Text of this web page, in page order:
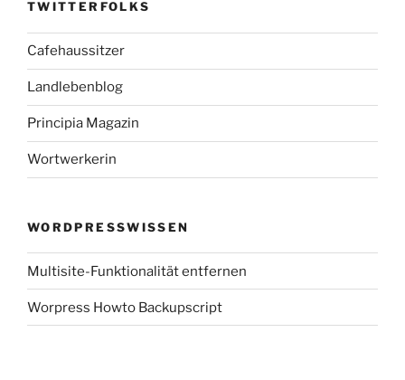
TWITTERFOLKS
Cafehaussitzer
Landlebenblog
Principia Magazin
Wortwerkerin
WORDPRESSWISSEN
Multisite-Funktionalität entfernen
Worpress Howto Backupscript